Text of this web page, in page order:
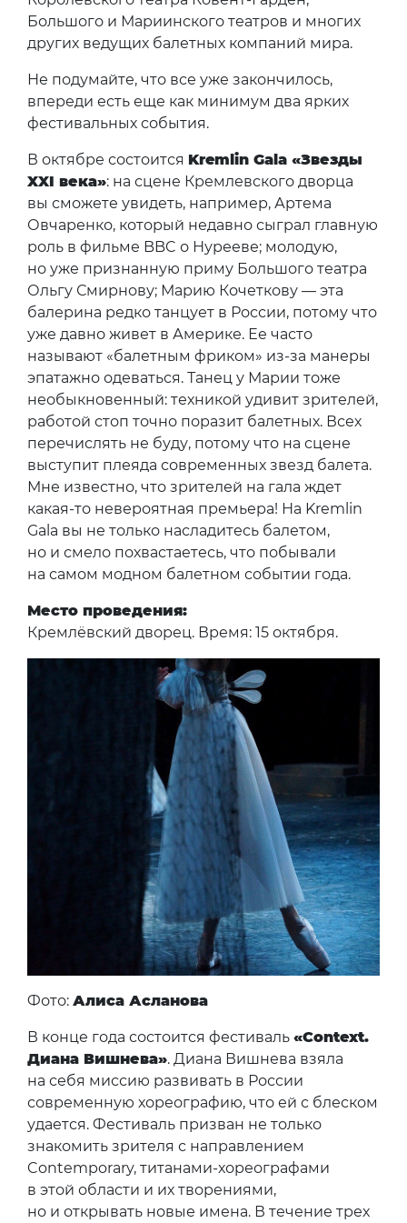
Большого и Мариинского театров и многих
других ведущих балетных компаний мира.
Не подумайте, что все уже закончилось,
впереди есть еще как минимум два ярких
фестивальных события.
В октябре состоится Kremlin Gala «Звезды
XXI века»: на сцене Кремлевского дворца
вы сможете увидеть, например, Артема
Овчаренко, который недавно сыграл главную
роль в фильме BBC о Нурееве; молодую,
но уже признанную приму Большого театра
Ольгу Смирнову; Марию Кочеткову — эта
балерина редко танцует в России, потому что
уже давно живет в Америке. Ее часто
называют «балетным фриком» из-за манеры
эпатажно одеваться. Танец у Марии тоже
необыкновенный: техникой удивит зрителей,
работой стоп точно поразит балетных. Всех
перечислять не буду, потому что на сцене
выступит плеяда современных звезд балета.
Мне известно, что зрителей на гала ждет
какая-то невероятная премьера! На Kremlin
Galа вы не только насладитесь балетом,
но и смело похвастаетесь, что побывали
на самом модном балетном событии года.
Место проведения:
Кремлёвский дворец. Время: 15 октября.
Фото: Алиса Асланова
В конце года состоится фестиваль «Context.
Диана Вишнева». Диана Вишнева взяла
на себя миссию развивать в России
современную хореографию, что ей с блеском
удается. Фестиваль призван не только
знакомить зрителя с направлением
Contemporary, титанами-хореографами
в этой области и их творениями,
но и открывать новые имена. В течение трех